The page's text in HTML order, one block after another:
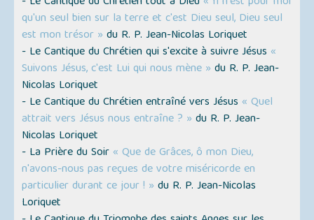
qu'un seul bien sur la terre et c'est Dieu seul, Dieu seul
est mon trésor » du R. P. Jean-Nicolas Loriquet
- Le Cantique du Chrétien qui s'excite à suivre Jésus «
Suivons Jésus, c'est Lui qui nous mène » du R. P. Jean-
Nicolas Loriquet
- Le Cantique du Chrétien entraîné vers Jésus « Quel
attrait vers Jésus nous entraîne ? » du R. P. Jean-
Nicolas Loriquet
- La Prière du Soir « Que de Grâces, ô mon Dieu,
n'avons-nous pas reçues de votre miséricorde en
particulier durant ce jour ! » du R. P. Jean-Nicolas
Loriquet